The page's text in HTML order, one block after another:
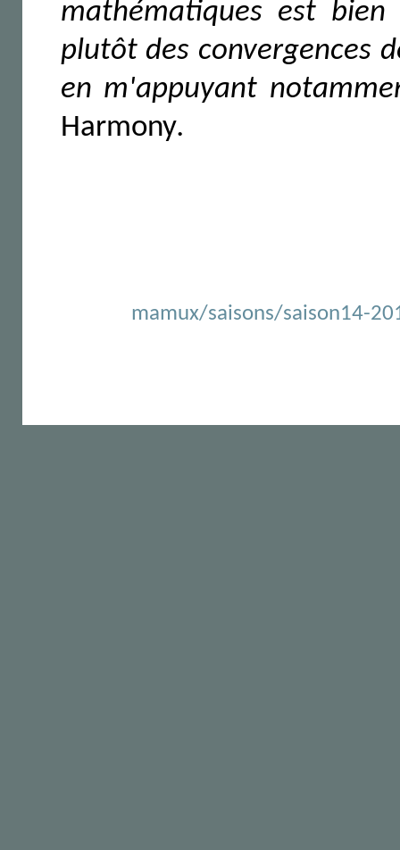
mathématiques est
plutôt des convergences
en m'appuyant
Harmony.
mamux/saisons/saison14-